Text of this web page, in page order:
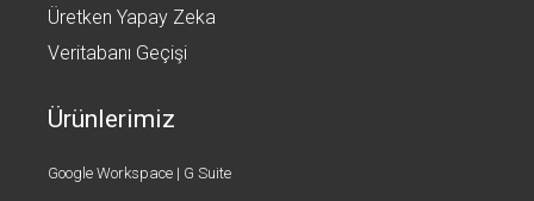
Üretken Yapay Zeka
Veritabanı Geçişi
Ürünlerimiz
Google Workspace | G Suite